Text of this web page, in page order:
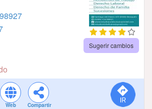
Sugerir cambios
Web Compartir